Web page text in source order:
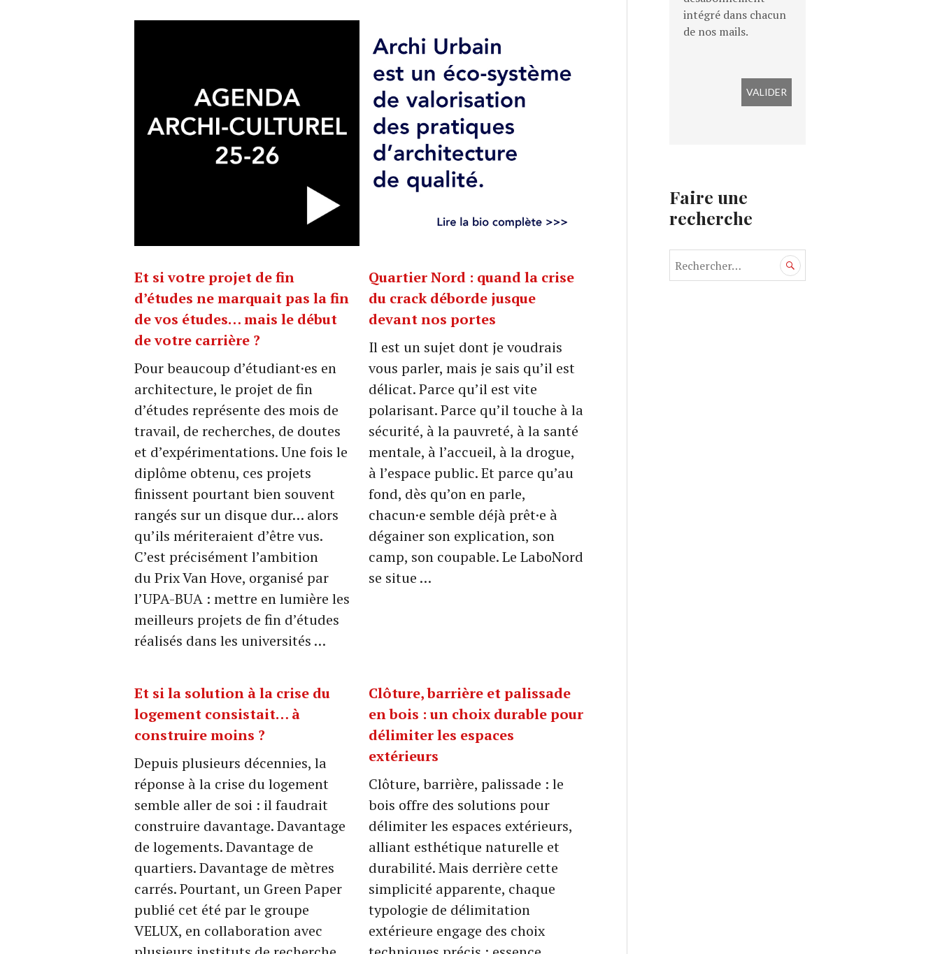
Et si votre projet de fin
d’études ne marquait pas la fin
de vos études… mais le début
de votre carrière ?
Pour beaucoup d’étudiant·es en
architecture, le projet de fin
d’études représente des mois de
travail, de recherches, de doutes
et d’expérimentations. Une fois le
diplôme obtenu, ces projets
finissent pourtant bien souvent
rangés sur un disque dur… alors
qu’ils mériteraient d’être vus.
C’est précisément l’ambition
du Prix Van Hove, organisé par
l’UPA-BUA : mettre en lumière les
meilleurs projets de fin d’études
réalisés dans les universités …
Quartier Nord : quand la crise
du crack déborde jusque
devant nos portes
Il est un sujet dont je voudrais
vous parler, mais je sais qu’il est
délicat. Parce qu’il est vite
polarisant. Parce qu’il touche à la
sécurité, à la pauvreté, à la santé
mentale, à l’accueil, à la drogue,
à l’espace public. Et parce qu’au
fond, dès qu’on en parle,
chacun·e semble déjà prêt·e à
dégainer son explication, son
camp, son coupable. Le LaboNord
se situe …
Et si la solution à la crise du
logement consistait… à
construire moins ?
Depuis plusieurs décennies, la
réponse à la crise du logement
semble aller de soi : il faudrait
construire davantage. Davantage
de logements. Davantage de
quartiers. Davantage de mètres
carrés. Pourtant, un Green Paper
publié cet été par le groupe
VELUX, en collaboration avec
Clôture, barrière et palissade
en bois : un choix durable pour
délimiter les espaces
extérieurs
Clôture, barrière, palissade : le
bois offre des solutions pour
délimiter les espaces extérieurs,
alliant esthétique naturelle et
durabilité. Mais derrière cette
simplicité apparente, chaque
typologie de délimitation
extérieure engage des choix
intégré dans chacun
de nos mails.
Faire une
recherche